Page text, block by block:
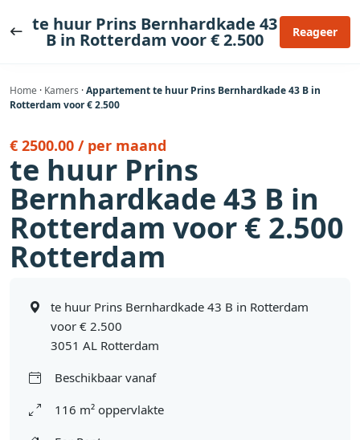
naar te huur Prins Bernhardkade 43
B in Rotterdam voor € 2.500 Reageer
Home · Kamers ·Appartement te huur Prins Bernhardkade 43 B in
Rotterdam voor € 2.500
€ 2500.00 / per maand
te huur Prins
Bernhardkade 43 B in
Rotterdam voor € 2.500
Rotterdam
te huur Prins Bernhardkade 43 B in Rotterdam
voor € 2.500
3051 AL Rotterdam
Beschikbaar vanaf
116 m² oppervlakte